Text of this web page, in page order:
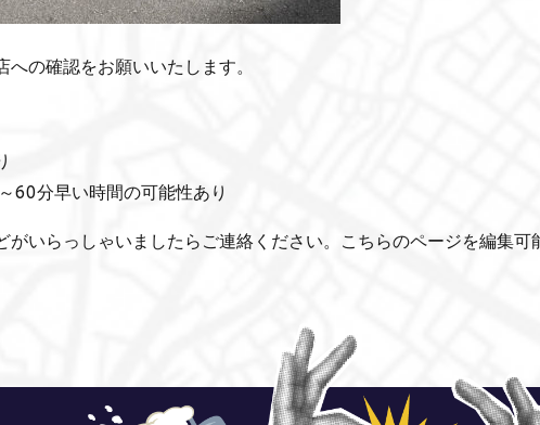
の確認をお願いいたします。
60分早い時間の可能性あり
いらっしゃいましたらご連絡ください。こちらのページを編集可